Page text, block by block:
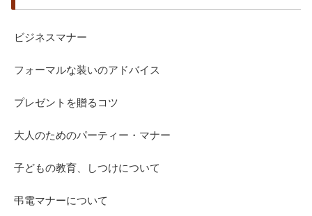
ビジネスマナー
フォーマルな装いのアドバイス
プレゼントを贈るコツ
大人のためのパーティー・マナー
子どもの教育、しつけについて
弔電マナーについて